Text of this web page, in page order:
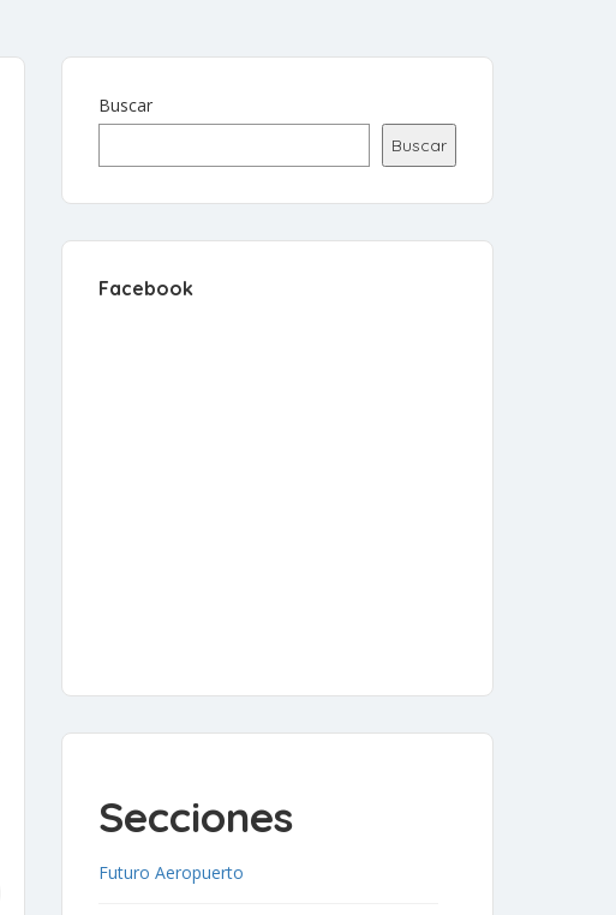
Buscar
Buscar
Facebook
Secciones
Futuro Aeropuerto